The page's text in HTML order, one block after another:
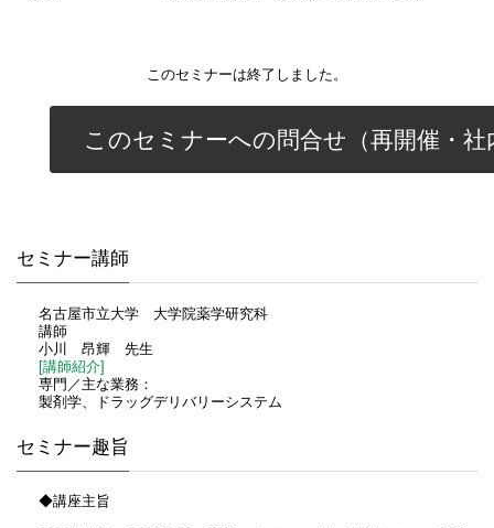
このセミナーは終了しました。
このセミナーへの問合せ（再開催・社
セミナー講師
名古屋市立大学 大学院薬学研究科
講師
小川 昂輝 先生
[講師紹介]
専門／主な業務：
製剤学、ドラッグデリバリーシステム
セミナー趣旨
◆講座主旨